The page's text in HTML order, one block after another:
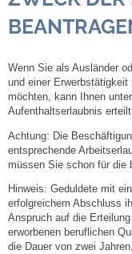
Steuern
Gebühren und
Ortsrecht
Haushalt 2026
Trinkwasser -
Redaktionsstatut
Wenn Sie als Ausländer
und einer Erwerbstätigkeit
möchten, kann Ihnen
Aufenthaltserlaubnis
Achtung: Die
entsprechende
müssen Sie schon für die
Hinweis: Geduldete mit
erfolgreichem Abschluss
Anspruch auf die
erworbenen beruflichen
die Dauer von zwei